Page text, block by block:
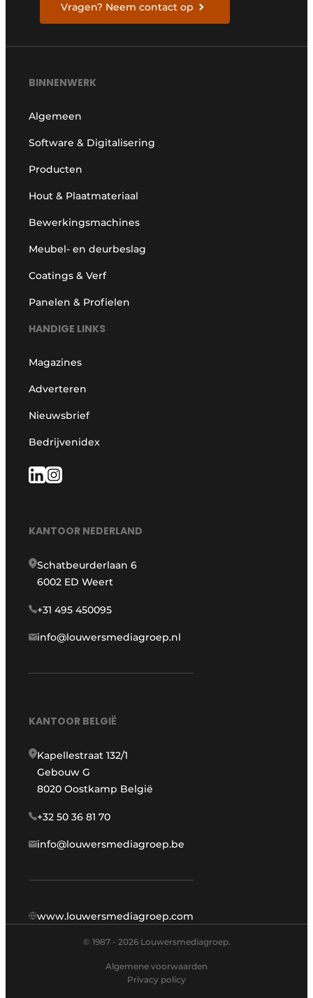
Vragen? Neem contact op
BINNENWERK
Algemeen
Software & Digitalisering
Producten
Hout & Plaatmateriaal
Bewerkingsmachines
Meubel- en deurbeslag
Coatings & Verf
Panelen & Profielen
HANDIGE LINKS
Magazines
Adverteren
Nieuwsbrief
Bedrijvenidex
KANTOOR NEDERLAND
Schatbeurderlaan 6
6002 ED Weert
+31 495 450095
info@louwersmediagroep.nl
KANTOOR BELGIË
Kapellestraat 132/1
Gebouw G
8020 Oostkamp België
+32 50 36 81 70
info@louwersmediagroep.be
www.louwersmediagroep.com
© 1987 - 2026 Louwersmediagroep.
Algemene voorwaarden
Privacy policy